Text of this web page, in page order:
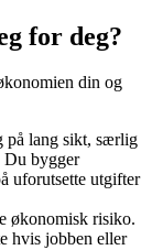
for deg?
din og
på lang sikt, særlig
Du bygger
uforutsette utgifter
økonomisk risiko.
hvis jobben eller